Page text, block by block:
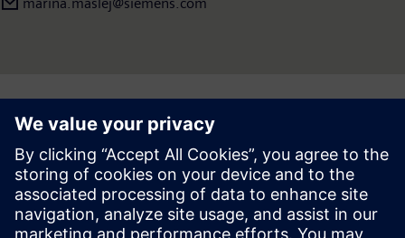
світу. Дізнатися більше про компанію можна на сторінці:
Follow